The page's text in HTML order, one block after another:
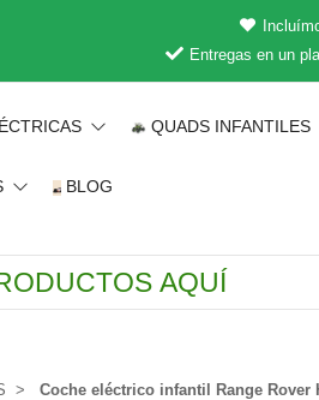
Entregas en un
QUADS INFANTILES
BLOG
Coche eléctrico infantil Range Rover